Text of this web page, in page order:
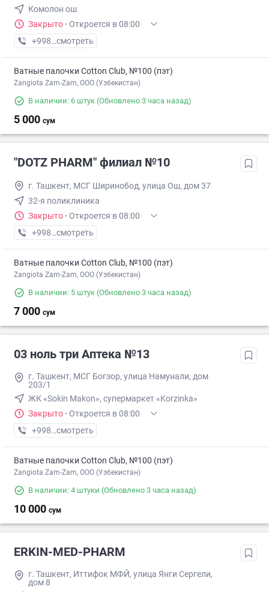
Комолон ош
Закрыто · Откроется в 08:00
+998 (71) XXX-XX-XX
смотреть
Ватные палочки Cotton Club, №100 (пэт)
Zangiota Zam-Zam, OOO (Узбекистан)
В наличии: 6 штук (Обновлено 3 часа назад)
5 000 сум
"DOTZ PHARM" филиал №10
г. Ташкент, МСГ Ширинобод, улица Ош, дом 37
32-я поликлиника
Закрыто · Откроется в 08:00
+998 (77) XXX-XX-XX
смотреть
Ватные палочки Cotton Club, №100 (пэт)
Zangiota Zam-Zam, OOO (Узбекистан)
В наличии: 5 штук (Обновлено 3 часа назад)
7 000 сум
03 ноль три Аптека №13
г. Ташкент, МСГ Богзор, улица Намунали, дом
203/1
ЖК «Sokin Makon», супермаркет «Korzinka»
Закрыто · Откроется в 08:00
+998 (77) XXX-XX-XX
смотреть
Ватные палочки Cotton Club, №100 (пэт)
Zangiota Zam-Zam, OOO (Узбекистан)
В наличии: 4 штуки (Обновлено 3 часа назад)
10 000 сум
ERKIN-MED-PHARM
г. Ташкент, Иттифок МФЙ, улица Янги Сергели,
дом 8